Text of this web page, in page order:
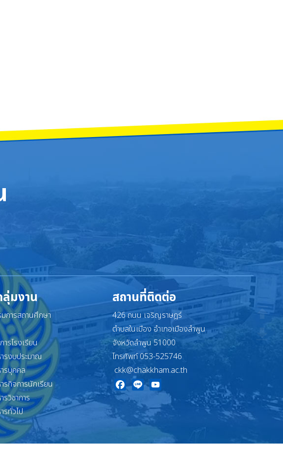
ายธำรงค์ หน่อเรือง ผู้อำนวยการโรงเรียนจักรคําคณาทร จังหวัดลำพูน พร้อมด้วยคณะครูแนะแนว
นออกแบบด้วยพลังปัญญาประดิษฐ์ และพื้นฐานการเขียนโค้ดและสร้างโครงงานนวัตกรรม” ในวันที่ 10
มงาน
การสถานศึกษา
ารโรงเรียน
รงบประมาณ
รบุคคล
รกิจการนักเรียน
รวิชาการ
รทั่วไป
สถานที่ติดต่อ
426 ถนน เจริญราษฎร์
ตำบลในเมือง อำเภอเมืองลำพูน
จังหวัดลำพูน 51000
โทรศัพท์ 053-525746
ckk@chakkham.ac.th
Facebook YouTube